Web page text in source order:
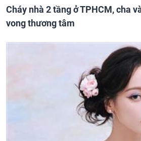
Cháy nhà 2 tầng ở TPHCM, cha
vong thương tâm